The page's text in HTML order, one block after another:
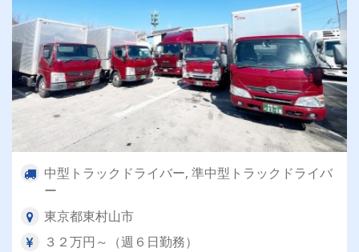
中型トラックドライバー, 準中型トラックドライバ
ー
東京都東村山市
３２万円～（週６日勤務）